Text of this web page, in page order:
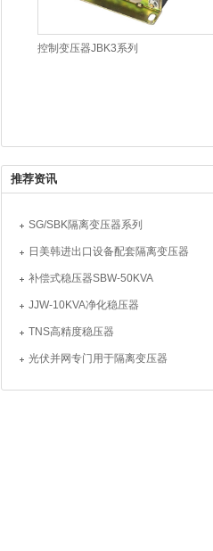
控制变压器JBK3系列
推荐资讯
SG/SBK隔离变压器系列
日美韩进出口设备配套隔离变压器
补偿式稳压器SBW-50KVA
JJW-10KVA净化稳压器
TNS高精度稳压器
光伏并网专门用于隔离变压器